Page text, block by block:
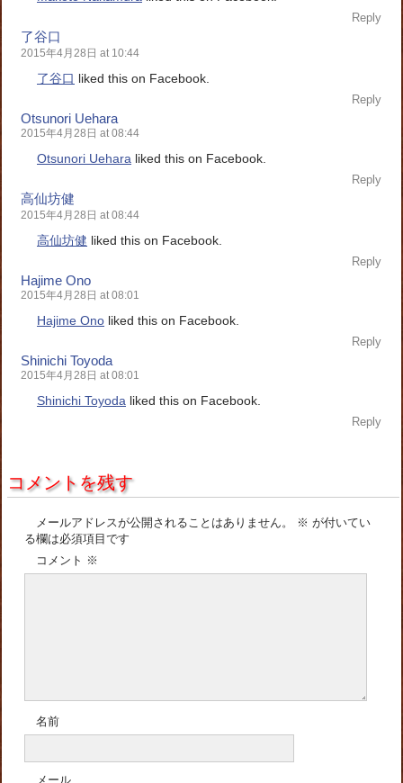
Reply
了谷口
2015年4月28日 at 10:44
了谷口 liked this on Facebook.
Reply
Otsunori Uehara
2015年4月28日 at 08:44
Otsunori Uehara liked this on Facebook.
Reply
高仙坊健
2015年4月28日 at 08:44
高仙坊健 liked this on Facebook.
Reply
Hajime Ono
2015年4月28日 at 08:01
Hajime Ono liked this on Facebook.
Reply
Shinichi Toyoda
2015年4月28日 at 08:01
Shinichi Toyoda liked this on Facebook.
Reply
コメントを残す
メールアドレスが公開されることはありません。 ※ が付いてい
る欄は必須項目です
コメント ※
名前
メール